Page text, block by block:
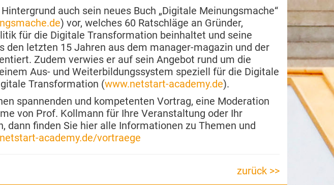
auch sein neues Buch „Digitale Meinungsmache“
) vor, welches 60 Ratschläge an Gründer,
für die Digitale Transformation beinhaltet und seine
den letzten 15 Jahren aus dem manager-magazin und der
Zudem verwies er auf sein Angebot rund um die
Aus- und Weiterbildungssystem speziell für die Digitale
Transformation (www.netstart-academy.de).
spannenden und kompetenten Vortrag, eine Moderation
von Prof. Kollmann für Ihre Veranstaltung oder Ihr
dann finden Sie hier alle Informationen zu Themen und
academy.de/vortraege
zurück >>